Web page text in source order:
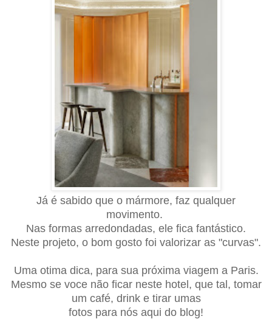
Já é sabido que o mármore, faz qualquer
movimento.
Nas formas arredondadas, ele fica fantástico.
Neste projeto, o bom gosto foi valorizar as "curvas".
Uma otima dica, para sua próxima viagem a Paris.
Mesmo se voce não ficar neste hotel, que tal, tomar
um café, drink e tirar umas
fotos para nós aqui do blog!